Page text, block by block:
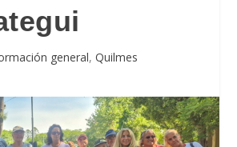
general,Quilmes